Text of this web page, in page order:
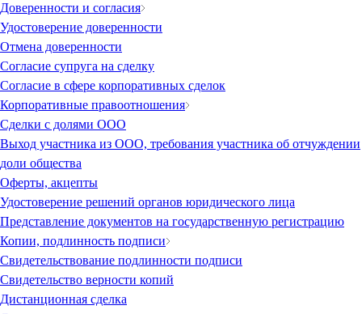
Доверенности и согласия
Удостоверение доверенности
Отмена доверенности
Согласие супруга на сделку
Согласие в сфере корпоративных сделок
Корпоративные правоотношения
Сделки с долями ООО
Выход участника из ООО, требования участника об отчуждении
доли общества
Оферты, акцепты
Удостоверение решений органов юридического лица
Представление документов на государственную регистрацию
Копии, подлинность подписи
Свидетельствование подлинности подписи
Свидетельство верности копий
Дистанционная сделка